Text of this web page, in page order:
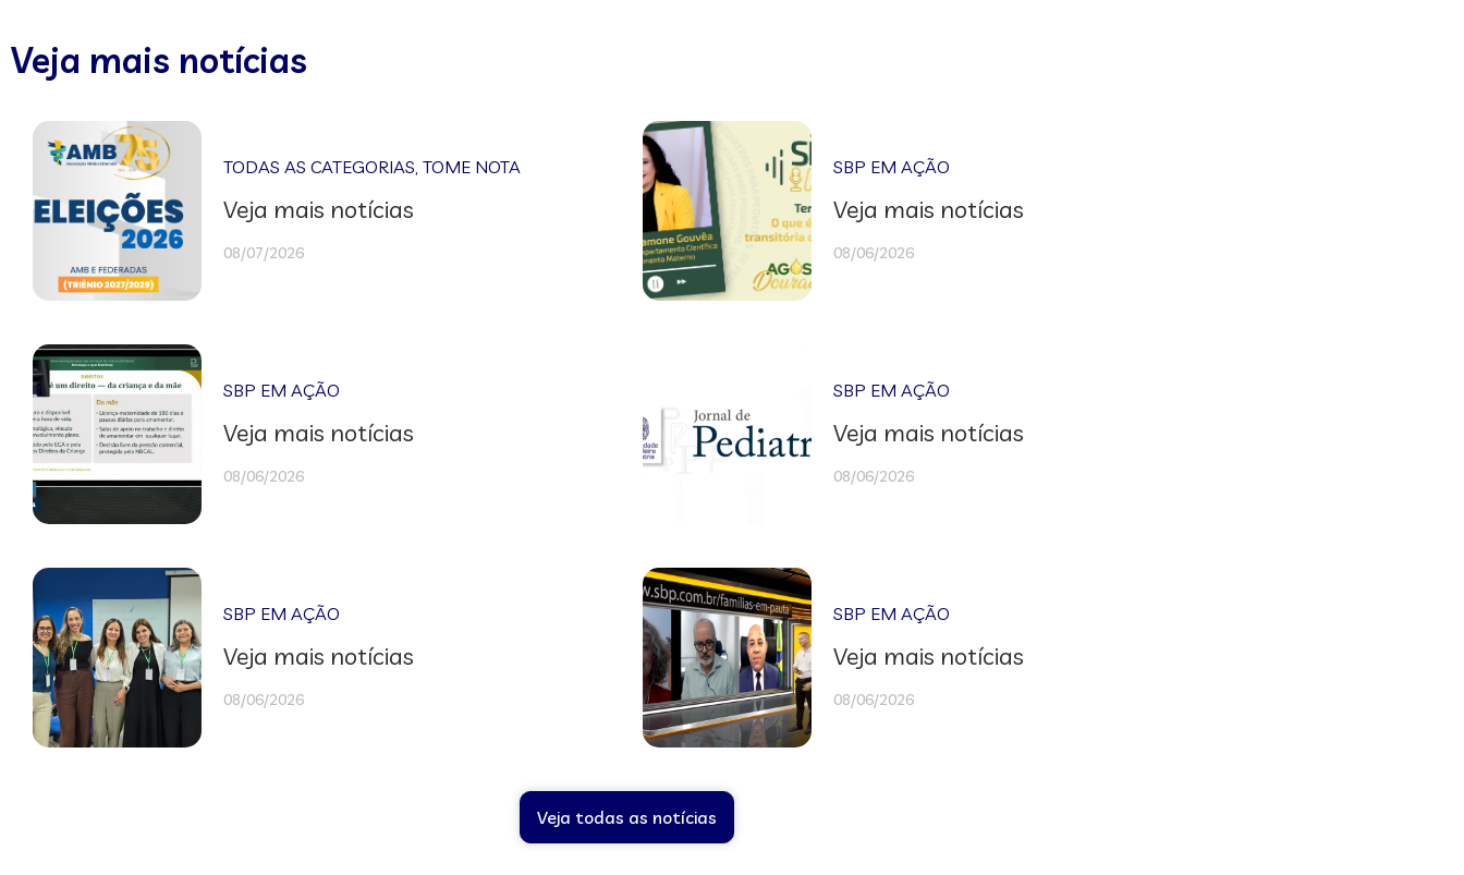
Veja mais notícias
TODAS AS CATEGORIAS ,TOME NOTA
Veja mais notícias
08/07/2026
SBP EM AÇÃO
Veja mais notícias
08/06/2026
SBP EM AÇÃO
Veja mais notícias
08/06/2026
SBP EM AÇÃO
Veja mais notícias
08/06/2026
SBP EM AÇÃO
Veja mais notícias
08/06/2026
SBP EM AÇÃO
Veja mais notícias
08/06/2026
Veja todas as notícias